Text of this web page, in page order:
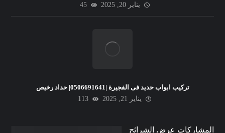
يناير 20, 2025
45
تركيب ابواب حديد فى الفجيرة |0506691641| حداد رخيص
يناير 21, 2025
113
المشاركات عرض الشرائح